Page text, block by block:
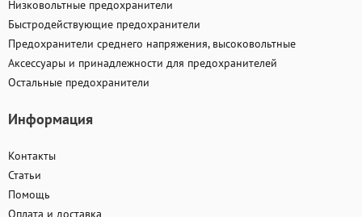
Низковольтные предохранители
Быстродействующие предохранители
Предохранители среднего напряжения, высоковольтные
Аксессуары и принадлежности для предохранителей
Остальные предохранители
Информация
Контакты
Статьи
Помощь
Оплата и доставка